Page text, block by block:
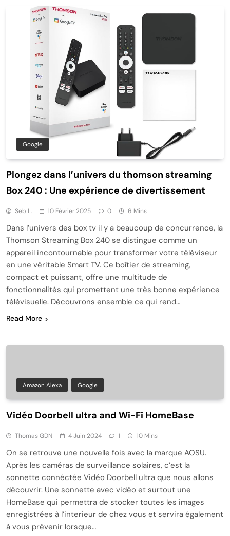
Google
Plongez dans l’univers du thomson streaming
Box 240 : Une expérience de divertissement
Seb L. 10 Février 2025 0 6 Mins
Dans l’univers des box tv il y a beaucoup de concurrence, la
Thomson Streaming Box 240 se distingue comme un
appareil incontournable pour transformer votre téléviseur
en une véritable Smart TV. Ce boîtier de streaming,
compact et puissant, offre une multitude de
fonctionnalités qui promettent une très bonne expérience
télévisuelle. Découvrons ensemble ce qui rend…
Read More
Amazon Alexa Google
Vidéo Doorbell ultra and Wi-Fi HomeBase
Thomas GDN 4 Juin 2024 1 10 Mins
On se retrouve une nouvelle fois avec la marque AOSU.
Après les caméras de surveillance solaires, c’est la
sonnette connéctée Vidéo Doorbell ultra que nous allons
découvrir. Une sonnette avec vidéo et surtout une
HomeBase qui permettra de stocker toutes les images
enregistrées à l’interieur de chez vous et servira également
à vous prévenir lorsque…